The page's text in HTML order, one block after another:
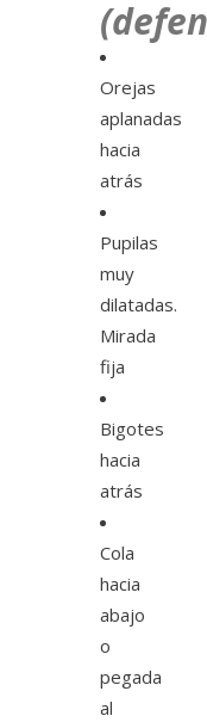
Orejas
aplanadas
hacia
atrás
Pupilas
muy
dilatadas.
Mirada
fija
Bigotes
hacia
atrás
Cola
hacia
abajo
o
pegada
al